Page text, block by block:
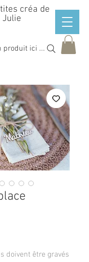
créa de
Julie
produit ici ...
doivent être gravés